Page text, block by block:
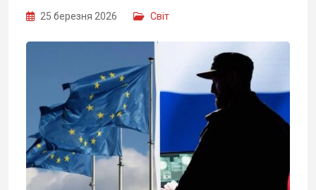
25 березня 2026 Світ